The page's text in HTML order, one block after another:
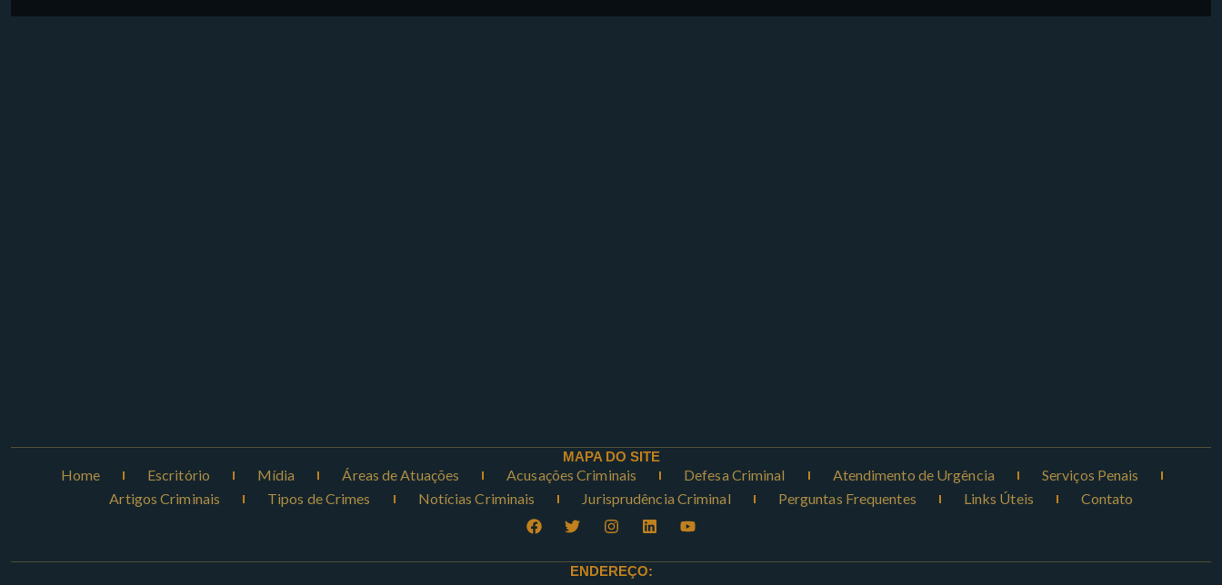
MAPA DO SITE
Home Escritório Mídia Áreas de Atuações Acusações Criminais Defesa Criminal Atendimento de Urgência
Serviços Penais
Artigos Criminais
Tipos de Crimes Notícias Criminais Jurisprudência Criminal Perguntas Frequentes Links Úteis Contato
ENDEREÇO: